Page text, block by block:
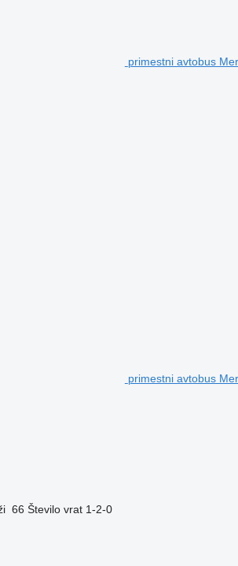
primestni avtobus
primestni avtobus
66 Število vrat 1-2-0